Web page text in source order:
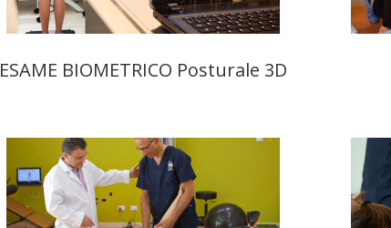
ESAME BIOMETRICO Posturale 3D